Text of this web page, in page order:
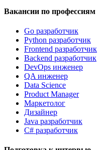
Вакансии по профессиям
Go разработчик
Python разработчик
Frontend разработчик
Backend разработчик
DevOps инженер
QA инженер
Data Science
Product Manager
Маркетолог
Дизайнер
Java разработчик
C# разработчик